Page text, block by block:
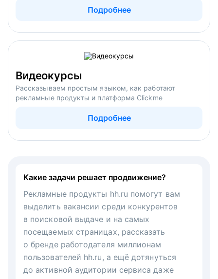
Подробнее
Видеокурсы
Рассказываем простым языком, как работают
рекламные продукты и платформа Clickme
Подробнее
Какие задачи решает продвижение?
Рекламные продукты hh.ru помогут вам
выделить вакансии среди конкурентов
в поисковой выдаче и на самых
посещаемых страницах, рассказать
о бренде работодателя миллионам
пользователей hh.ru, а ещё дотянуться
до активной аудитории сервиса даже